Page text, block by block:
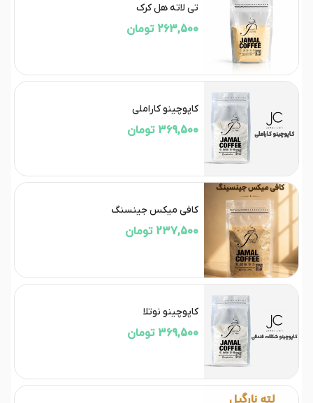
تی لاته هل کرک
263,500 تومان
کاپوچینو کاراملی
369,500 تومان
کافی میکس جینسنگ
237,500 تومان
کاپوچینو نوتلا
369,500 تومان